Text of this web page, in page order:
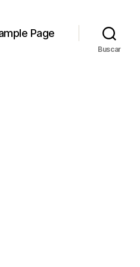
Page
Buscar